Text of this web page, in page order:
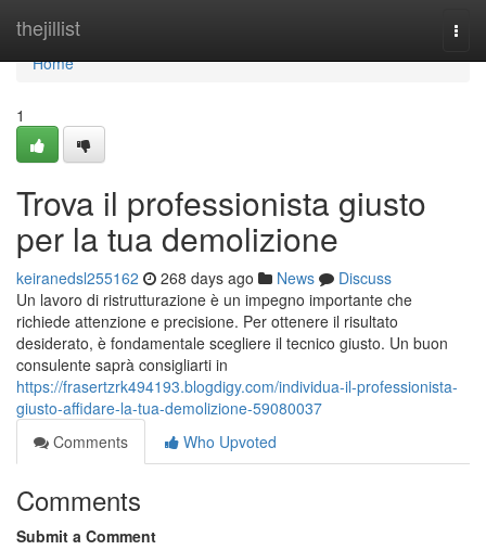
thejillist
Home
Home
1
Trova il professionista giusto
per la tua demolizione
keiranedsl255162 268 days ago News
Discuss
Un lavoro di ristrutturazione è un impegno importante che
richiede attenzione e precisione. Per ottenere il risultato
desiderato, è fondamentale scegliere il tecnico giusto. Un buon
consulente saprà consigliarti in
https://frasertzrk494193.blogdigy.com/individua-il-professionista-
giusto-affidare-la-tua-demolizione-59080037
Comments
Who Upvoted
Comments
Submit a Comment